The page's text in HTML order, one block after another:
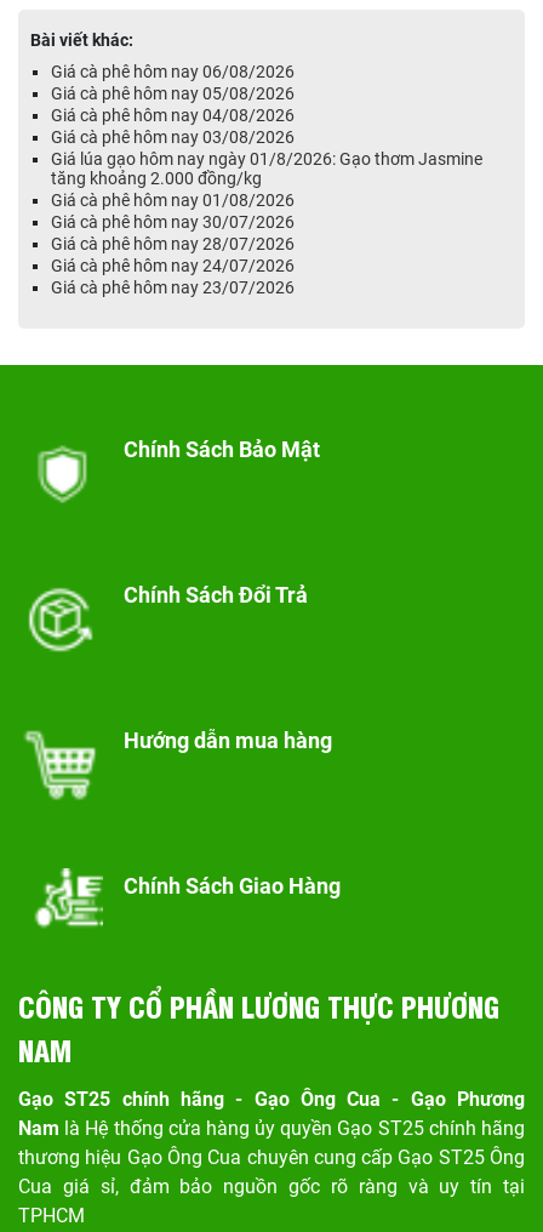
Bài viết khác:
Giá cà phê hôm nay 06/08/2026
Giá cà phê hôm nay 05/08/2026
Giá cà phê hôm nay 04/08/2026
Giá cà phê hôm nay 03/08/2026
Giá lúa gạo hôm nay ngày 01/8/2026: Gạo thơm Jasmine
tăng khoảng 2.000 đồng/kg
Giá cà phê hôm nay 01/08/2026
Giá cà phê hôm nay 30/07/2026
Giá cà phê hôm nay 28/07/2026
Giá cà phê hôm nay 24/07/2026
Giá cà phê hôm nay 23/07/2026
Chính Sách Bảo Mật
Chính Sách Đổi Trả
Hướng dẫn mua hàng
Chính Sách Giao Hàng
CÔNG TY CỔ PHẦN LƯƠNG THỰC PHƯƠNG
NAM
Gạo ST25 chính hãng - Gạo Ông Cua - Gạo Phương
Nam là Hệ thống cửa hàng ủy quyền Gạo ST25 chính hãng
thương hiệu Gạo Ông Cua chuyên cung cấp Gạo ST25 Ông
Cua giá sỉ, đảm bảo nguồn gốc rõ ràng và uy tín tại
TPHCM